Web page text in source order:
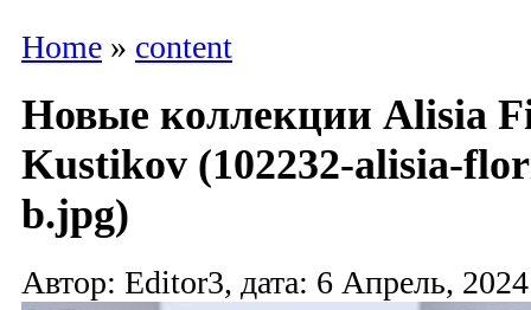
Home » content
Новые коллекции Alisia
Kustikov (102232-alisia-
b.jpg)
Автор: Editor3, дата: 6 Апрель,